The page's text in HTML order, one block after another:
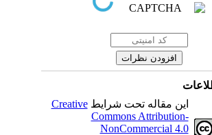
این مقاله تحت شرایطCreative
Commons Attribution-
NonCommercial 4.0